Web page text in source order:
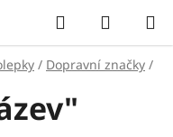
Hledat
KOŠÍK
/ Dopravní značky /